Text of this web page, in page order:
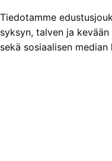
Tiedotamme
syksyn, talven ja
sekä sosiaalisen median